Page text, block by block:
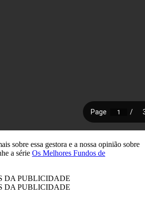
sobre essa gestora e a nossa opinião sobre
a série Os Melhores Fundos de
DA PUBLICIDADE
DA PUBLICIDADE